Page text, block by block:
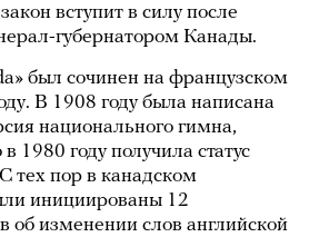
вступит в силу после
губернатором Канады.
был сочинен на французском
В 1908 году была написана
национального гимна,
1980 году получила статус
тех пор в канадском
инициированы 12
об изменении слов английской